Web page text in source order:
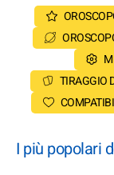
TIRAGGIO
I più popolari